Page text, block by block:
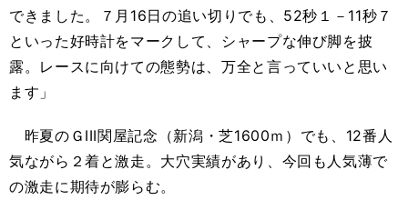
できました。７月16日の追い切りでも、52秒１－11秒７
といった好時計をマークして、シャープな伸び脚を披
露。レースに向けての態勢は、万全と言っていいと思い
ます」
昨夏のＧIII関屋記念（新潟・芝1600ｍ）でも、12番人
気ながら２着と激走。大穴実績があり、今回も人気薄で
の激走に期待が膨らむ。